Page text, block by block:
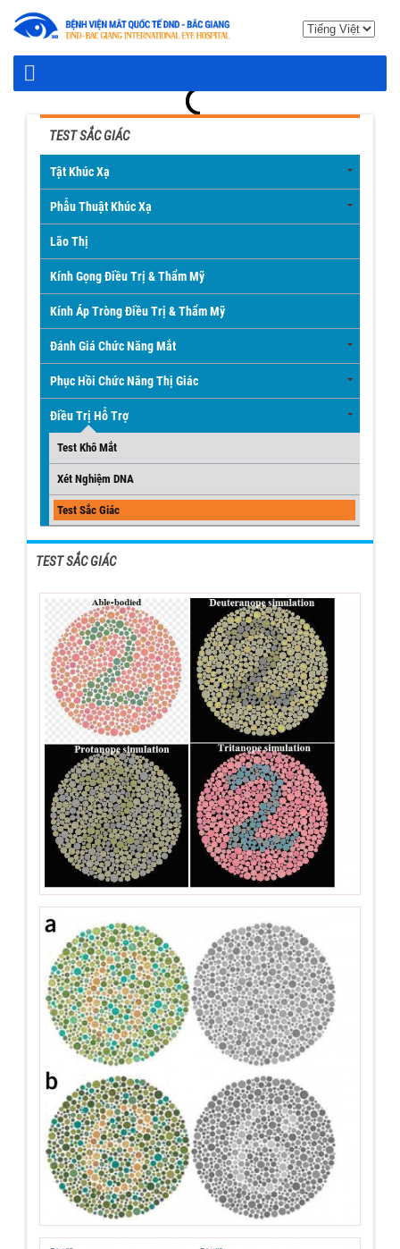
TEST SẮC GIÁC
Tật Khúc Xạ
Phẫu Thuật Khúc Xạ
Lão Thị
Kính Gọng Điều Trị & Thẩm Mỹ
Kính Áp Tròng Điều Trị & Thẩm Mỹ
Đánh Giá Chức Năng Mắt
Phục Hồi Chức Năng Thị Giác
Điều Trị Hỗ Trợ
Test Khô Mắt
Xét Nghiệm DNA
Test Sắc Giác
TEST SẮC GIÁC